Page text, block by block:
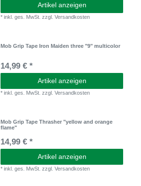
Artikel anzeigen
*inkl. ges. MwSt. zzgl.Versandkosten
Mob Grip Tape Iron Maiden three "9" multicolor
14,99 € *
Artikel anzeigen
*inkl. ges. MwSt. zzgl.Versandkosten
Mob Grip Tape Thrasher "yellow and orange
flame"
14,99 € *
Artikel anzeigen
*inkl. ges. MwSt. zzgl.Versandkosten